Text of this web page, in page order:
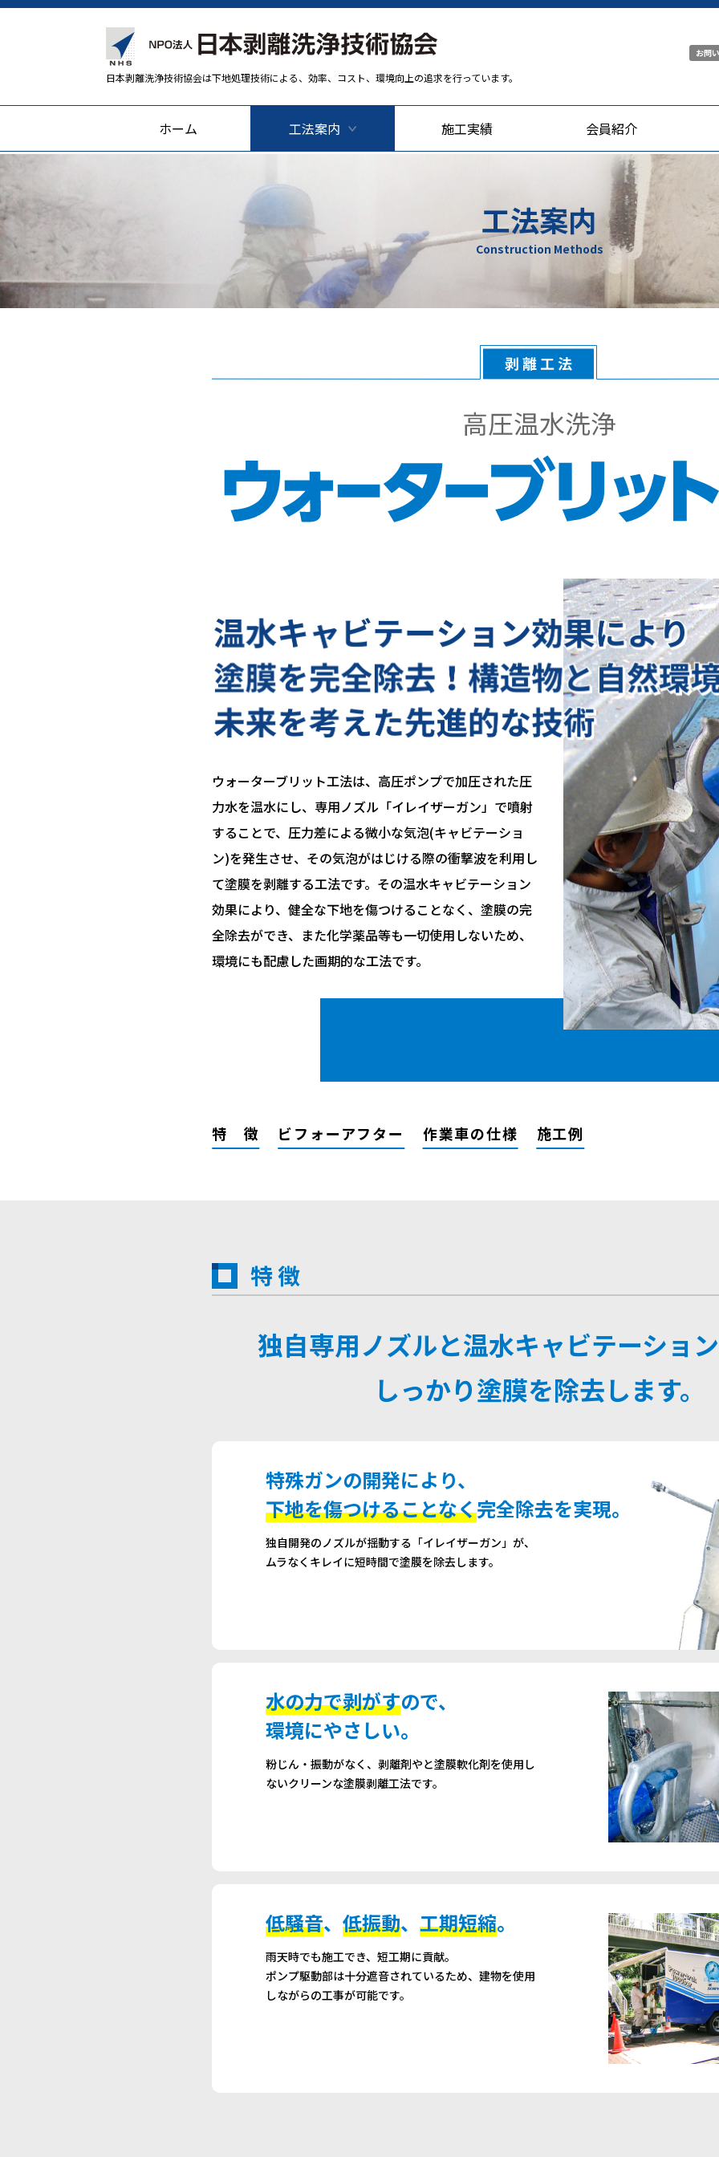
日本剥離洗浄技術協会は下地処理技術による、効率、コスト、環境向上の追求を行っています。
お問
ホーム 工法案内 施工実績 会員紹介
工法案内
Construction Methods
ウォーターブリット工法は、高圧ポンプで加圧された圧
力水を温水にし、専用ノズル「イレイザーガン」で噴射
することで、圧力差による微小な気泡(キャビテーショ
ン)を発生させ、その気泡がはじける際の衝撃波を利用し
て塗膜を剥離する工法です。その温水キャビテーション
効果により、健全な下地を傷つけることなく、塗膜の完
全除去ができ、また化学薬品等も一切使用しないため、
環境にも配慮した画期的な工法です。
特 徴 ビフォーアフター 作業車の仕様 施工例
特 徴
独自専用ノズルと温水キャビテーショ
しっかり塗膜を除去します。
特殊ガンの開発により、
下地を傷つけることなく完全除去を実現。
独自開発のノズルが揺動する「イレイザーガン」が、
ムラなくキレイに短時間で塗膜を除去します。
水の力で剥がすので、
環境にやさしい。
粉じん・振動がなく、剥離剤やと塗膜軟化剤を使用し
ないクリーンな塗膜剥離工法です。
低騒音、 低振動、 工期短縮。
雨天時でも施工でき、短工期に貢献。
ポンプ駆動部は十分遮音されているため、建物を使用
しながらの工事が可能です。